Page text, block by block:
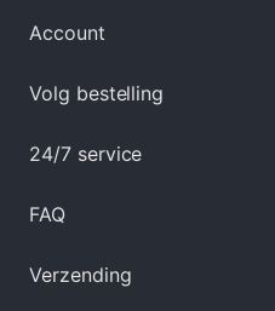
Account
Volg bestelling
24/7 service
FAQ
Verzending